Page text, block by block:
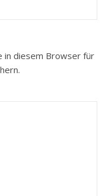
in diesem Browser für